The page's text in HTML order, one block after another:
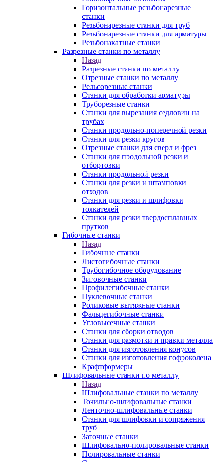
Горизонтальные резьбонарезные
станки
Резьбонарезные станки для труб
Резьбонарезные станки для арматуры
Резьбонакатные станки
Разрезные станки по металлу
Назад
Разрезные станки по металлу
Отрезные станки по металлу
Рельсорезные станки
Станки для обработки арматуры
Труборезные станки
Станки для вырезания седловин на
трубаx
Станки продольно-поперечной резки
Станки для резки кругов
Отрезные станки для сверл и фрез
Станки для продольной резки и
отбортовки
Станки продольной резки
Станки для резки и штамповки
отходов
Станки для резки и шлифовки
толкателей
Станки для резки твердосплавных
прутков
Гибочные станки
Назад
Гибочные станки
Листогибочные станки
Трубогибочное оборудование
Зиговочные станки
Профилегибочные станки
Пуклевочные станки
Роликовые вытяжные станки
Фальцегибочные станки
Угловысечные станки
Станки для сборки отводов
Станки для размотки и правки металла
Станки для изготовления конусов
Станки для изготовления гофроколена
Крафтформеры
Шлифовальные станки по металлу
Назад
Шлифовальные станки по металлу
Точильно-шлифовальные станки
Ленточно-шлифовальные станки
Станки для шлифовки и сопряжения
труб
Заточные станки
Шлифовально-полировальные станки
Полировальные станки